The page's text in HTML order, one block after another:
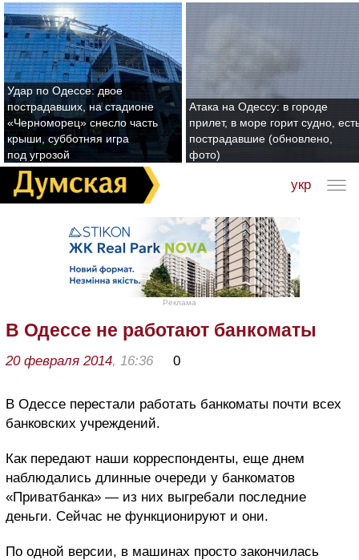
Удар по Одессе: двое
пострадавших, на стадионе
«Черноморец» снесло часть
крыши, субботняя игра
под угрозой
Атака на Одессу: в городе
прилет, в море горит судно,
пострадавшие (обновлено,
фото)
укр
Реклама
В Одессе не работают банкоматы
20 февраля 2014, 16:36 0
В Одессе перестали работать банкоматы почти всех
банковских учреждений.
Как передают наши корреспонденты, еще днем
наблюдались длинные очереди у банкоматов
«Приватбанка» — из них выгребали последние
деньги. Сейчас не функционируют и они.
По одной версии, в машинах просто закончилась